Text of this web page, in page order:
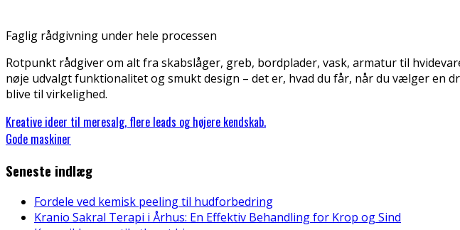
Faglig rådgivning under hele processen
Rotpunkt rådgiver om alt fra skabslåger, greb, bordplader, vask, armatur til
nøje udvalgt funktionalitet og smukt design – det er, hvad du får, når du vælger en
blive til virkelighed.
Kreative ideer til meresalg, flere leads og højere kendskab.
Gode maskiner
Seneste indlæg
Fordele ved kemisk peeling til hudforbedring
Kranio Sakral Terapi i Århus: En Effektiv Behandling for Krop og Sind